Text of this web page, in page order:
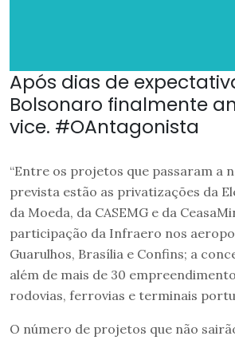
Após dias de
Bolsonaro finalmente
vice. #OAntagonista
“Entre os projetos que passaram a
prevista estão as privatizações da
da Moeda, da CASEMG e da
participação da Infraero nos
Guarulhos, Brasília e Confins; a
além de mais de 30
rodovias, ferrovias e terminais
O número de projetos que não